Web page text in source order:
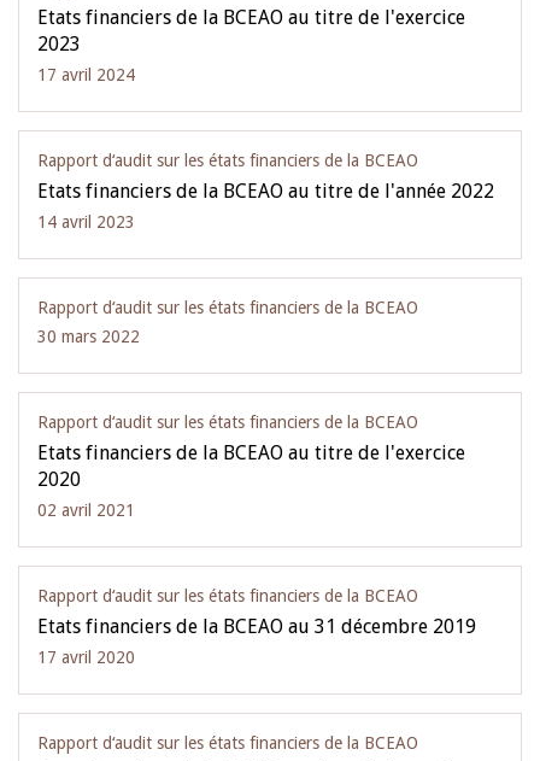
Etats financiers de la BCEAO au titre de l'exercice
2023
17 avril 2024
Rapport d‘audit sur les états financiers de la BCEAO
Etats financiers de la BCEAO au titre de l'année 2022
14 avril 2023
Rapport d‘audit sur les états financiers de la BCEAO
30 mars 2022
Rapport d‘audit sur les états financiers de la BCEAO
Etats financiers de la BCEAO au titre de l'exercice
2020
02 avril 2021
Rapport d‘audit sur les états financiers de la BCEAO
Etats financiers de la BCEAO au 31 décembre 2019
17 avril 2020
Rapport d‘audit sur les états financiers de la BCEAO